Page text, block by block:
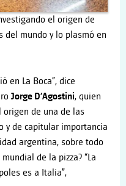
el origen de
del mundo y lo plasmó en
en La Boca”, dice
Jorge D’Agostini, quien
origen de una de las
y de capitular importancia
argentina, sobre todo
de la pizza? “La
es a Italia”,